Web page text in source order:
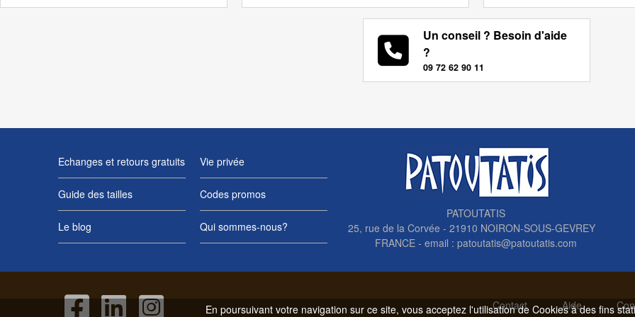
Un conseil ? Besoin d'aide
?
09 72 62 90 11
Echanges et retours gratuits Vie privée
Guide des tailles Codes promos
Le blog Qui sommes-nous?
PATOUTATIS
25, rue de la Corvée - 21910 NOIRON-SOUS-GEVREY
FRANCE - email :patoutatis@patoutatis.com
Contact Aide
En poursuivant votre navigation sur ce site, vous acceptez l'utilisation de Cookies à des fins